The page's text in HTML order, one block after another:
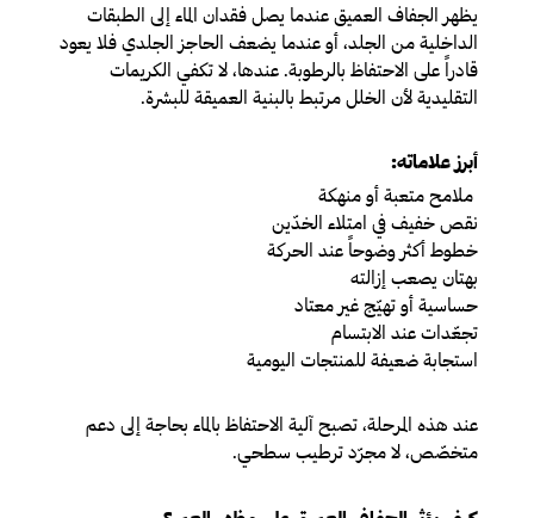
يظهر الجفاف العميق عندما يصل فقدان الماء إلى الطبقات
الداخلية من الجلد، أو عندما يضعف الحاجز الجلدي فلا يعود
قادراً على الاحتفاظ بالرطوبة. عندها، لا تكفي الكريمات
التقليدية لأن الخلل مرتبط بالبنية العميقة للبشرة.
أبرز علاماته:
ملامح متعبة أو منهكة
نقص خفيف في امتلاء الخدّين
خطوط أكثر وضوحاً عند الحركة
بهتان يصعب إزالته
حساسية أو تهيّج غير معتاد
تجعّدات عند الابتسام
استجابة ضعيفة للمنتجات اليومية
عند هذه المرحلة، تصبح آلية الاحتفاظ بالماء بحاجة إلى دعم
متخصّص، لا مجرّد ترطيب سطحي.